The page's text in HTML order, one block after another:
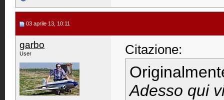
03 aprile 13, 10:11
garbo
User Citazione:
Adesso qui